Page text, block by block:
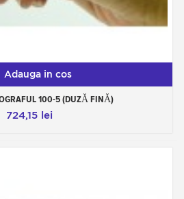
Adauga in cos
100-5 (DUZĂ FINĂ)
724,15 lei